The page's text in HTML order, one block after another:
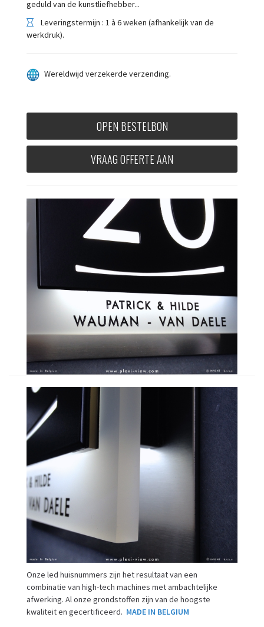
geduld van de kunstliefhebber...
Leveringstermijn : 1 à 6 weken (afhankelijk van de
werkdruk).
Wereldwijd verzekerde verzending.
OPEN BESTELBON
VRAAG OFFERTE AAN
Onze led huisnummers zijn het resultaat van een
combinatie van high-tech machines met ambachtelijke
afwerking. Al onze grondstoffen zijn van de hoogste
kwaliteit en gecertificeerd. MADE IN BELGIUM